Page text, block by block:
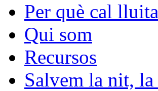
Per què cal
Qui som
Recursos
Salvem la nit, la